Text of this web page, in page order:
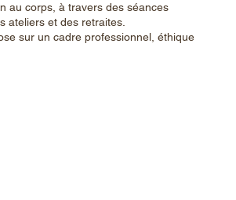
au corps, à travers des séances
ateliers et des retraites.
sur un cadre professionnel, éthique